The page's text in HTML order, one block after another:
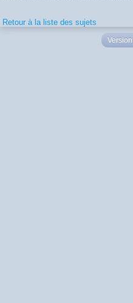
Retour à la liste des sujets